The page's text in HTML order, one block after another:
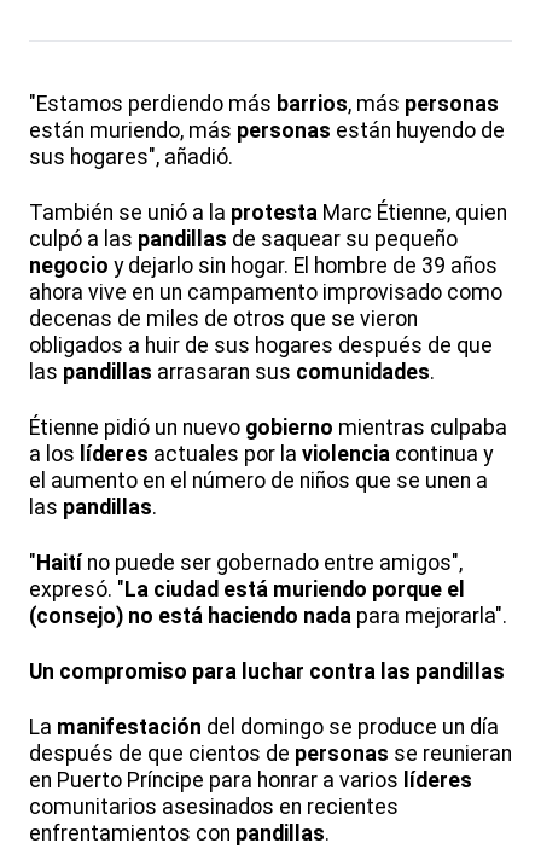
"Estamos perdiendo más barrios, más personas
están muriendo, más personas están huyendo de
sus hogares", añadió.
También se unió a la protesta Marc Étienne, quien
culpó a las pandillas de saquear su pequeño
negocio y dejarlo sin hogar. El hombre de 39 años
ahora vive en un campamento improvisado como
decenas de miles de otros que se vieron
obligados a huir de sus hogares después de que
las pandillas arrasaran sus comunidades.
Étienne pidió un nuevo gobierno mientras culpaba
a los líderes actuales por la violencia continua y
el aumento en el número de niños que se unen a
las pandillas.
" Haití no puede ser gobernado entre amigos",
expresó. " La ciudad está muriendo porque el
(consejo) no está haciendo nada para mejorarla".
Un compromiso para luchar contra las pandillas
La manifestación del domingo se produce un día
después de que cientos de personas se reunieran
en Puerto Príncipe para honrar a varios líderes
comunitarios asesinados en recientes
enfrentamientos con pandillas.